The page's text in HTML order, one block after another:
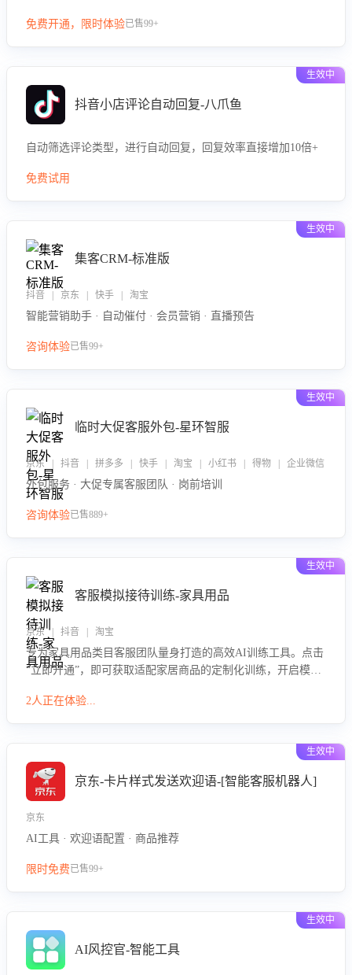
免费开通，限时体验已售99+
生效中
抖音小店评论自动回复-八爪鱼
自动筛选评论类型，进行自动回复，回复效率直接增加10倍+
免费试用
生效中
集客CRM-标准版
抖音 | 京东 | 快手 | 淘宝
智能营销助手 · 自动催付 · 会员营销 · 直播预告
咨询体验已售99+
生效中
临时大促客服外包-星环智服
京东 | 抖音 | 拼多多 | 快手 | 淘宝 | 小红书 | 得物 | 企业微信
外包服务 · 大促专属客服团队 · 岗前培训
咨询体验已售889+
生效中
客服模拟接待训练-家具用品
京东 | 抖音 | 淘宝
专为家具用品类目客服团队量身打造的高效AI训练工具。点击
“立即开通”，即可获取适配家居商品的定制化训练，开启模拟
参数咨询等高频场景下的专业应对能力。
2人正在体验...
生效中
京东-卡片样式发送欢迎语-[智能客服机器人]
京东
AI工具 · 欢迎语配置 · 商品推荐
限时免费已售99+
生效中
AI风控官-智能工具